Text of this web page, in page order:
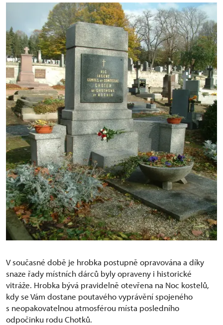
V současné době je hrobka postupně opravována a díky
snaze řady místních dárců byly opraveny i historické
vitráže. Hrobka bývá pravidelně otevřena na Noc kostelů,
kdy se Vám dostane poutavého vyprávění spojeného
s neopakovatelnou atmosférou místa posledního
odpočinku rodu Chotků.